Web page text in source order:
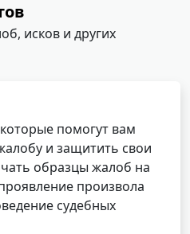
исков и других
помогут вам
и защитить свои
образцы жалоб на
произвола
судебных